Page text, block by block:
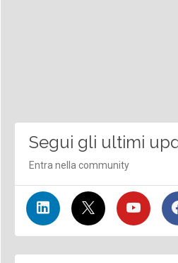
Segui gli ultimi
Entra nella community